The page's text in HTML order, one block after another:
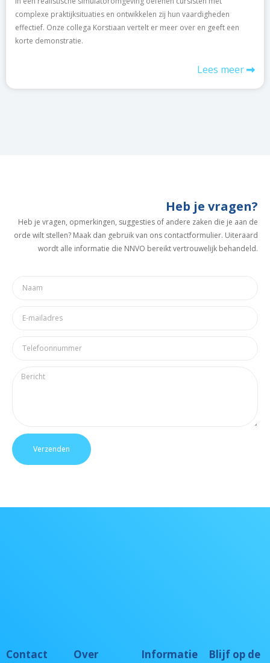
complexe praktijksituaties en ontwikkelen zij hun vaardigheden
effectief. Onze collega Korstiaan vertelt er meer over en geeft een
korte demonstratie.
Lees meer
Heb je vragen?
Heb je vragen, opmerkingen, suggesties of andere zaken die je aan de
orde wilt stellen? Maak dan gebruik van ons contactformulier. Uiteraard
wordt alle informatie die NNVO bereikt vertrouwelijk behandeld.
Verzenden
Contact
Over
Informatie
Blijf op de